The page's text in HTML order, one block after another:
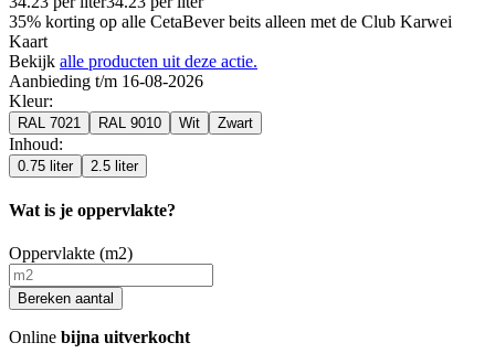
35% korting op alle CetaBever beits alleen met de Club Karwei
Kaart
Bekijk alle producten uit deze actie.
Aanbieding t/m 16-08-2026
Kleur:
RAL 7021 RAL 9010 Wit Zwart
Inhoud:
0.75 liter 2.5 liter
Wat is je oppervlakte?
Oppervlakte (m2)
Bereken aantal
Online bijna uitverkocht